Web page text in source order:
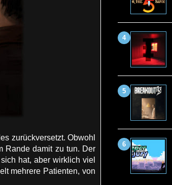
zurückversetzt. Obwohl
Rande damit zu tun. Der
hat, aber wirklich viel
mehrere Patienten, von